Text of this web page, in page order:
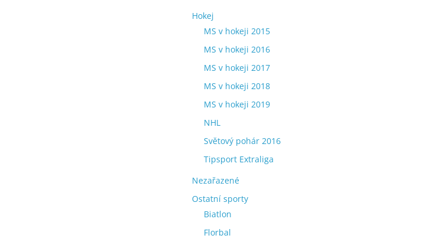
Hokej
MS v hokeji 2015
MS v hokeji 2016
MS v hokeji 2017
MS v hokeji 2018
MS v hokeji 2019
NHL
Světový pohár 2016
Tipsport Extraliga
Nezařazené
Ostatní sporty
Biatlon
Florbal